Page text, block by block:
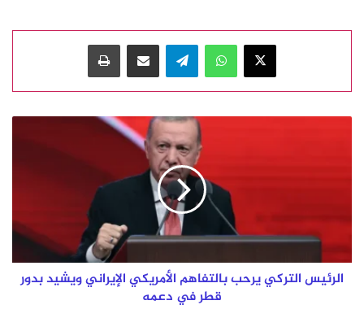
‫X واتسابتيلقراممشاركة عبر البريد طباعة
الرئيس
ويشيد
بدور
قطر
في
الرئيس التركي يرحب بالتفاهم الأمريكي الإيراني ويشيد بدور
قطر في دعمه